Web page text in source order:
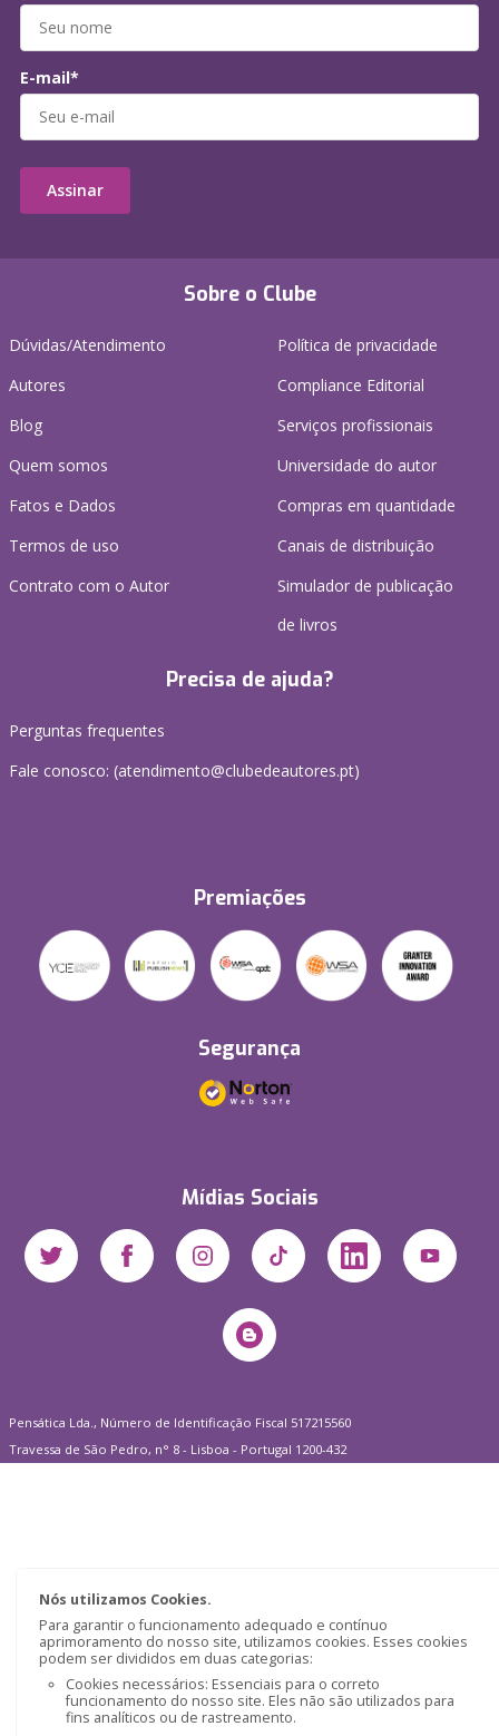
Nós utilizamos Cookies.
Para garantir o funcionamento adequado e contínuo
aprimoramento do nosso site, utilizamos cookies. Esses cookies
podem ser divididos em duas categorias:
Cookies necessários: Essenciais para o correto
funcionamento do nosso site. Eles não são utilizados para
fins analíticos ou de rastreamento.
Sobre o Clube
Dúvidas/Atendimento
Autores
Blog
Quem somos
Fatos e Dados
Termos de uso
Contrato com o Autor
Política de privacidade
Compliance Editorial
Serviços profissionais
Universidade do autor
Compras em quantidade
Canais de distribuição
Simulador de publicação
de livros
Precisa de ajuda?
Perguntas frequentes
Fale conosco: (atendimento@clubedeautores.pt)
Premiações
Segurança
Mídias Sociais
E-mail*
Assinar
Pensática Lda., Número de Identificação Fiscal 517215560
Travessa de São Pedro, n° 8 - Lisboa - Portugal 1200-432